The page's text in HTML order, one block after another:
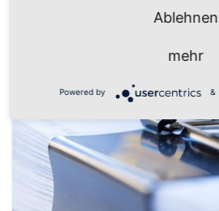
Ablehnen
mehr
Powered by &